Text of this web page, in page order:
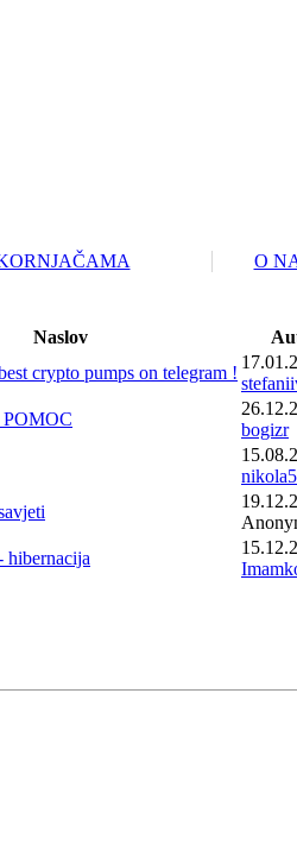
O
Naslov
crypto pumps on telegram !
POMOC
bogizr
hibernacija